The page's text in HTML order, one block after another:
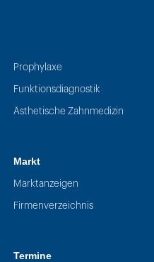
Prophylaxe
Funktionsdiagnostik
Ästhetische Zahnmedizin
Markt
Marktanzeigen
Firmenverzeichnis
Termine